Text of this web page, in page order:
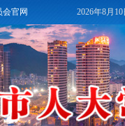
官网 2026年8月